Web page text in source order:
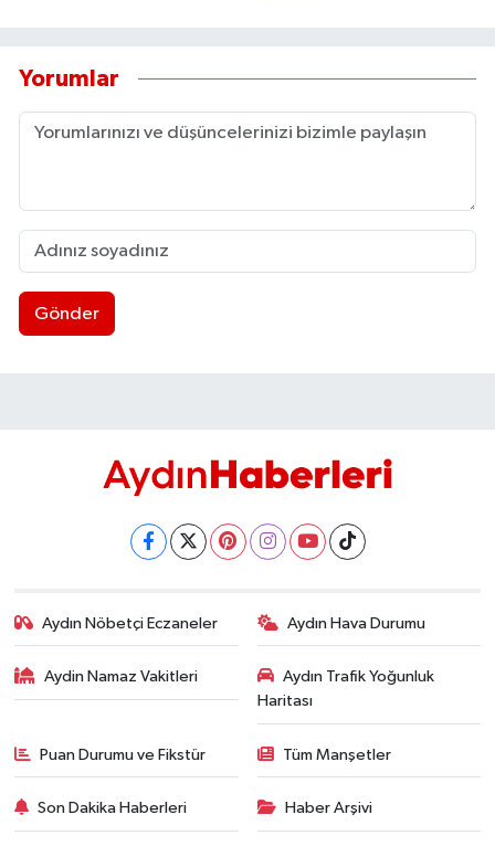
Yorumlar
Gönder
Aydın Nöbetçi Eczaneler Aydın Hava Durumu
Aydin Namaz Vakitleri
Aydın Trafik Yoğunluk
Haritası
Puan Durumu ve Fikstür Tüm Manşetler
Son Dakika Haberleri Haber Arşivi